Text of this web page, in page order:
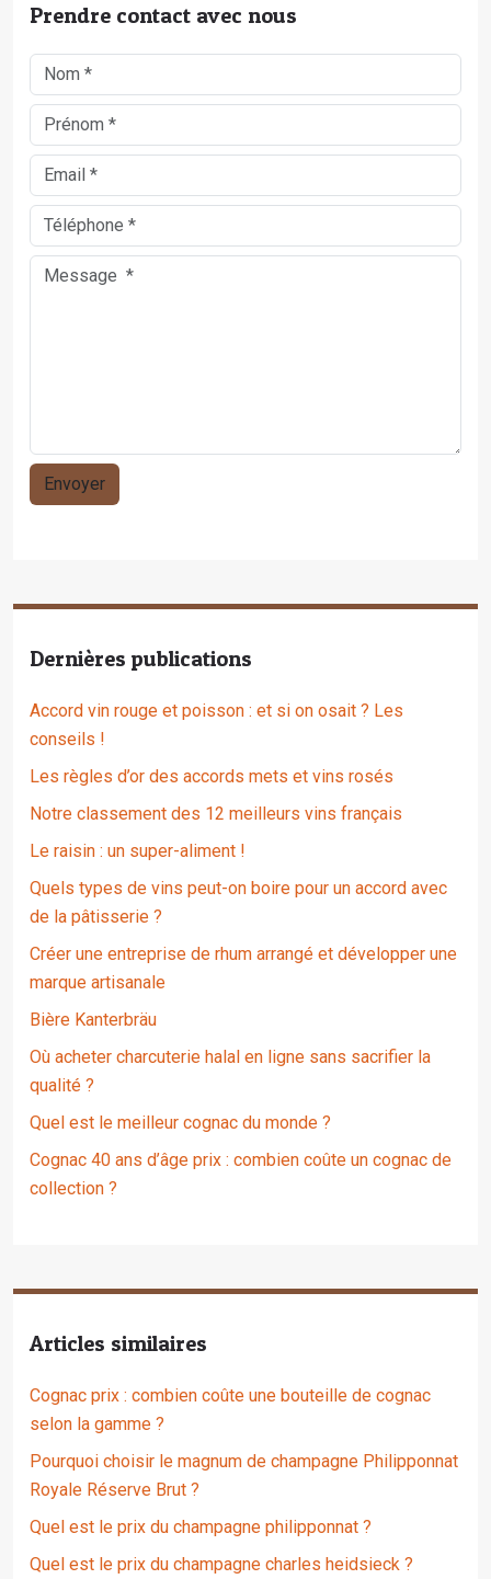
Prendre contact avec nous
Dernières publications
Accord vin rouge et poisson : et si on osait ? Les
conseils !
Les règles d’or des accords mets et vins rosés
Notre classement des 12 meilleurs vins français
Le raisin : un super-aliment !
Quels types de vins peut-on boire pour un accord avec
de la pâtisserie ?
Créer une entreprise de rhum arrangé et développer une
marque artisanale
Bière Kanterbräu
Où acheter charcuterie halal en ligne sans sacrifier la
qualité ?
Quel est le meilleur cognac du monde ?
Cognac 40 ans d’âge prix : combien coûte un cognac de
collection ?
Articles similaires
Cognac prix : combien coûte une bouteille de cognac
selon la gamme ?
Pourquoi choisir le magnum de champagne Philipponnat
Royale Réserve Brut ?
Quel est le prix du champagne philipponnat ?
Quel est le prix du champagne charles heidsieck ?